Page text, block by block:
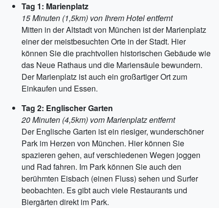
Tag 1: Marienplatz
15 Minuten (1,5km) von Ihrem Hotel entfernt
Mitten in der Altstadt von München ist der Marienplatz
einer der meistbesuchten Orte in der Stadt. Hier
können Sie die prachtvollen historischen Gebäude wie
das Neue Rathaus und die Mariensäule bewundern.
Der Marienplatz ist auch ein großartiger Ort zum
Einkaufen und Essen.
Tag 2: Englischer Garten
20 Minuten (4,5km) vom Marienplatz entfernt
Der Englische Garten ist ein riesiger, wunderschöner
Park im Herzen von München. Hier können Sie
spazieren gehen, auf verschiedenen Wegen joggen
und Rad fahren. Im Park können Sie auch den
berühmten Eisbach (einen Fluss) sehen und Surfer
beobachten. Es gibt auch viele Restaurants und
Biergärten direkt im Park.